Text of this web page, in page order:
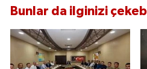
Bunlar da ilginizi